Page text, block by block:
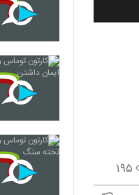
۱۹۵